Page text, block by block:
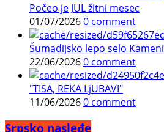
Počeo je JUL žitni mesec
01/07/20260 comment
Šumadijsko lepo selo
22/06/20260 comment
"TISA, REKA LjUBAVI"
11/06/20260 comment
Srpsko nasleđe